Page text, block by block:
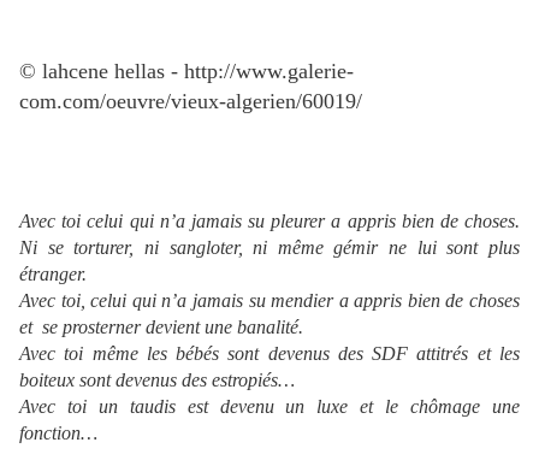
© lahcene hellas - http://www.galerie-
com.com/oeuvre/vieux-algerien/60019/
Avec toi celui qui n’a jamais su pleurer a appris bien de choses.
Ni se torturer, ni sangloter, ni même gémir ne lui sont plus
étranger.
Avec toi, celui qui n’a jamais su mendier a appris bien de choses
et se prosterner devient une banalité.
Avec toi même les bébés sont devenus des SDF attitrés et les
boiteux sont devenus des estropiés…
Avec toi un taudis est devenu un luxe et le chômage une
fonction…